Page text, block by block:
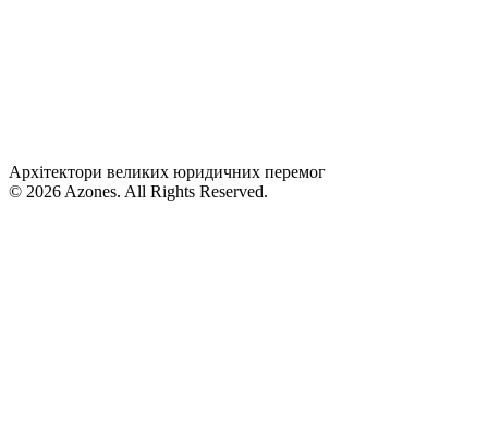
Архітектори великих юридичних перемог
© 2026 Azones. All Rights Reserved.